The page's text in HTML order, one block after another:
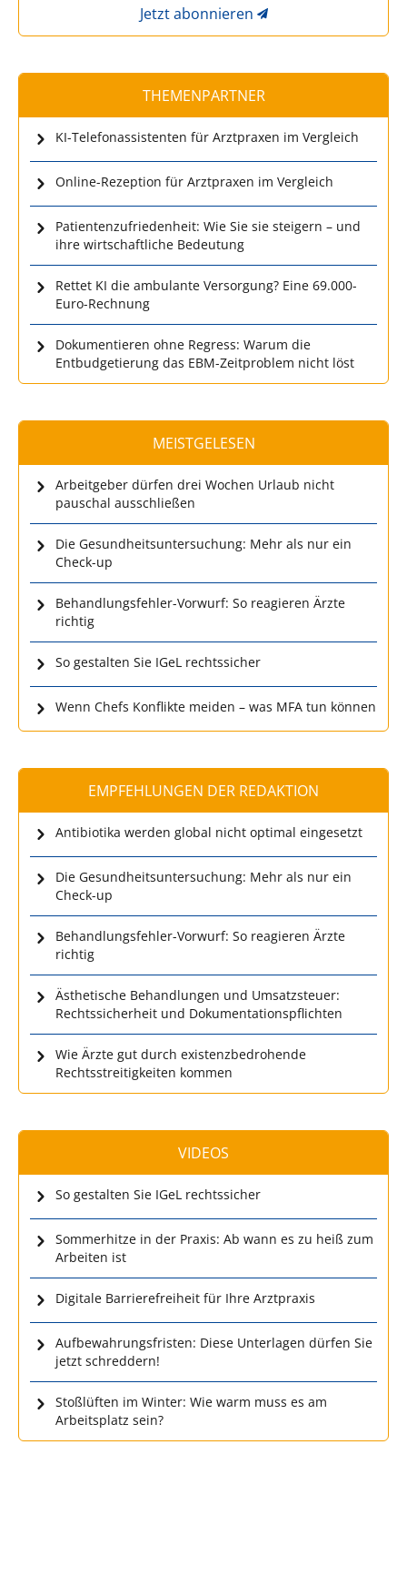
Jetzt abonnieren
THEMENPARTNER
KI-Telefonassistenten für Arztpraxen im Vergleich
Online-Rezeption für Arztpraxen im Vergleich
Patientenzufriedenheit: Wie Sie sie steigern – und
ihre wirtschaftliche Bedeutung
Rettet KI die ambulante Versorgung? Eine 69.000-
Euro-Rechnung
Dokumentieren ohne Regress: Warum die
Entbudgetierung das EBM-Zeitproblem nicht löst
MEISTGELESEN
Arbeitgeber dürfen drei Wochen Urlaub nicht
pauschal ausschließen
Die Gesundheitsuntersuchung: Mehr als nur ein
Check-up
Behandlungsfehler-Vorwurf: So reagieren Ärzte
richtig
So gestalten Sie IGeL rechtssicher
Wenn Chefs Konflikte meiden – was MFA tun können
EMPFEHLUNGEN DER REDAKTION
Antibiotika werden global nicht optimal eingesetzt
Die Gesundheitsuntersuchung: Mehr als nur ein
Check-up
Behandlungsfehler-Vorwurf: So reagieren Ärzte
richtig
Ästhetische Behandlungen und Umsatzsteuer:
Rechtssicherheit und Dokumentationspflichten
Wie Ärzte gut durch existenzbedrohende
Rechtsstreitigkeiten kommen
VIDEOS
So gestalten Sie IGeL rechtssicher
Sommerhitze in der Praxis: Ab wann es zu heiß zum
Arbeiten ist
Digitale Barrierefreiheit für Ihre Arztpraxis
Aufbewahrungsfristen: Diese Unterlagen dürfen Sie
jetzt schreddern!
Stoßlüften im Winter: Wie warm muss es am
Arbeitsplatz sein?